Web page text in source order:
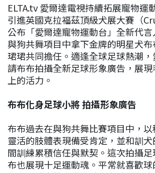
ELTA.tv 愛爾達電視持續拓展寵物運
引進英國克拉福茲頂級犬展大賽（
公布「愛爾達寵物運動台」全新代言
與狗共舞項目中拿下金牌的明星犬
珺珺共同擔任。適逢全球足球熱潮
請布布拍攝全新足球形象廣告，展
上的活力。
布布化身足球小將 拍攝形象廣告
布布過去在與狗共舞比賽項目中，以
靈活的肢體表現備受肯定，並和訓
間訓練累積信任與默契。這次拍攝
布也展現十足運動魂。平常就喜歡